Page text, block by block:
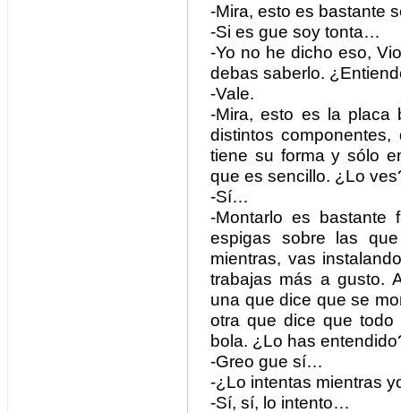
-Mira, esto es bastante
-Si es gue soy tonta…
-Yo no he dicho eso,
debas saberlo.
-Vale.
-Mira, esto es la placa
distintos
tiene su forma y sólo
que es sencillo. ¿Lo
-Sí…
-Montarlo es bastante
espigas sobre las
mientras, vas
trabajas más a gusto.
una que dice que se
otra que dice que
bola. ¿Lo has
-Greo gue sí…
-¿Lo intentas mientras
-Sí, sí, lo intento…